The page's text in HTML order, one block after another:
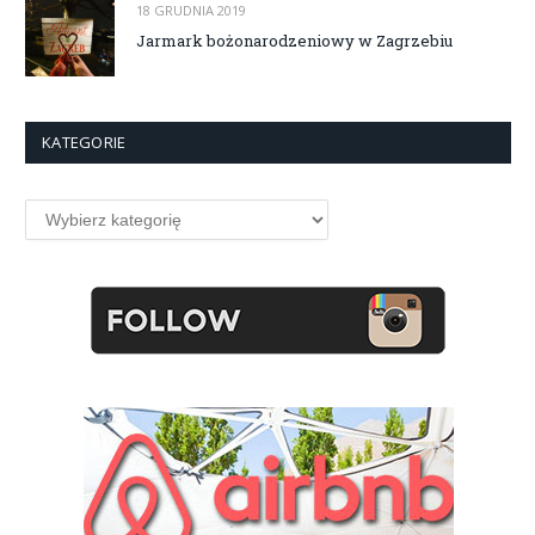
18 GRUDNIA 2019
Jarmark bożonarodzeniowy w Zagrzebiu
KATEGORIE
Kategorie